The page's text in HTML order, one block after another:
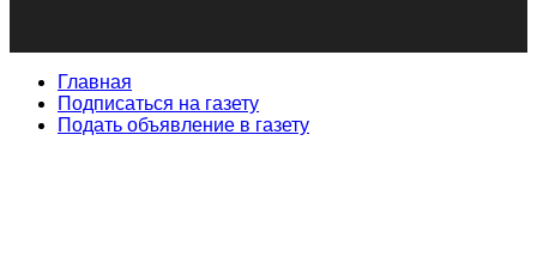
Главная
Подписаться на газету
Подать объявление в газету